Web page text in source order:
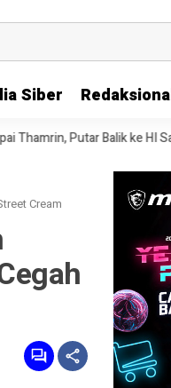
Siber
ke HI Sambil Salawat
Cream